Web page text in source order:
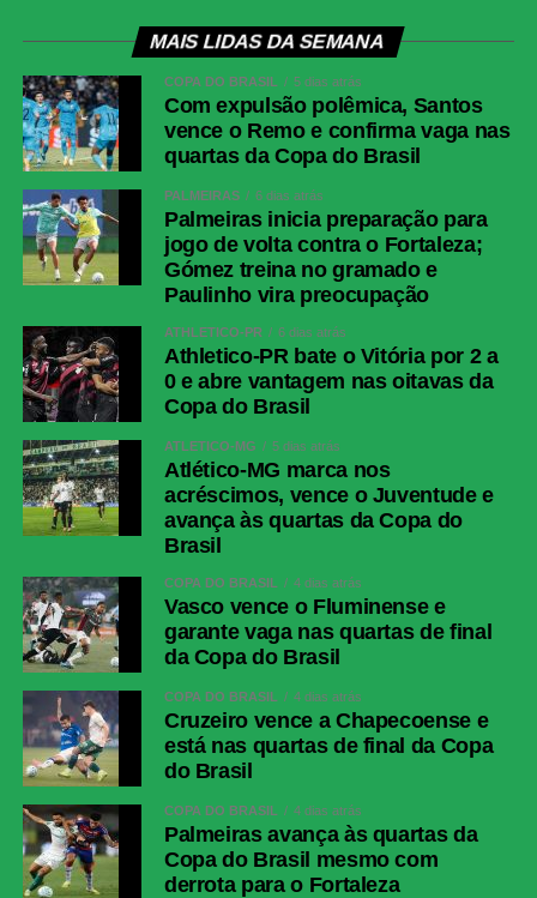
(Hércules); Kevin Serna (Canobbio), Soteldo
(Luciano Acosta) e Rodrigo Castillo
(Hulk).Técnico: Luis Zubeldía
COMENTE ABAIXO:
WhatsApp
Facebook
Twitter
Messenger
LinkedIn
Share
MAIS LIDAS DA SEMANA
COPA DO BRASIL 5 dias atrás
Com expulsão polêmica, Santos
vence o Remo e confirma vaga nas
quartas da Copa do Brasil
PALMEIRAS 6 dias atrás
Palmeiras inicia preparação para
jogo de volta contra o Fortaleza;
Gómez treina no gramado e
Paulinho vira preocupação
ATHLETICO-PR 6 dias atrás
Athletico-PR bate o Vitória por 2 a
0 e abre vantagem nas oitavas da
Copa do Brasil
ATLÉTICO-MG 5 dias atrás
Atlético-MG marca nos
acréscimos, vence o Juventude e
avança às quartas da Copa do
Brasil
COPA DO BRASIL 4 dias atrás
Vasco vence o Fluminense e
garante vaga nas quartas de final
da Copa do Brasil
COPA DO BRASIL 4 dias atrás
Cruzeiro vence a Chapecoense e
está nas quartas de final da Copa
do Brasil
COPA DO BRASIL 4 dias atrás
Palmeiras avança às quartas da
Copa do Brasil mesmo com
derrota para o Fortaleza